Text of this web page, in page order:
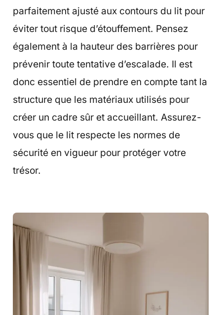
parfaitement ajusté aux contours du lit pour
éviter tout risque d’étouffement. Pensez
également à la hauteur des barrières pour
prévenir toute tentative d’escalade. Il est
donc essentiel de prendre en compte tant la
structure que les matériaux utilisés pour
créer un cadre sûr et accueillant. Assurez-
vous que le lit respecte les normes de
sécurité en vigueur pour protéger votre
trésor.